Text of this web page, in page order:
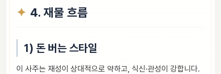
4. 재물 흐름
1) 돈 버는 스타일
이 사주는 재성이 상대적으로 약하고, 식신·관성이 강합니다.